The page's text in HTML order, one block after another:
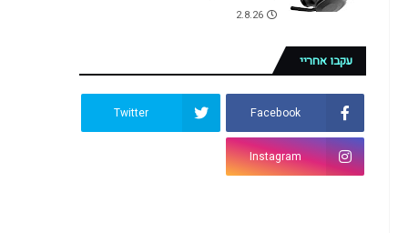
2.8.26
עקבו אחריי
Facebook
Twitter
Instagram